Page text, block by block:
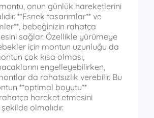
onun günlük hareketlerini
**Esnek tasarımlar** ve
bebeğinizin rahatça
sağlar. Özellikle yürümeye
için montun uzunluğu da
çok kısa olması,
engelleyebilirken,
da rahatsızlık verebilir. Bu
**optimal boyutu**
hareket etmesini
olmalıdır.